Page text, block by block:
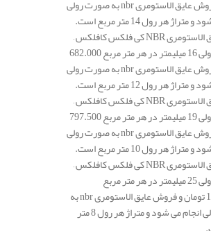
تومان و فروش عایق الاستومری nbr به صورت رولی
هر رول 14 متر مربع است.
قیمت عایق الاستومری NBR کی فلکس کافلکس –
K-Flex رولی 16 میلیمتر در هر متر مربع 682.000
تومان و فروش عایق الاستومری nbr به صورت رولی
هر رول 12 متر مربع است.
قیمت عایق الاستومری NBR کی فلکس کافلکس –
K-Flex رولی 19 میلیمتر در هر متر مربع 797.500
تومان و فروش عایق الاستومری nbr به صورت رولی
هر رول 10 متر مربع است.
قیمت عایق الاستومری NBR کی فلکس کافلکس –
K-Flex رولی 25 میلیمتر در هر متر مربع
1.208.900 تومان و فروش عایق الاستومری nbr به
صورت رولی انجام می شود و متراژ هر رول 8 متر